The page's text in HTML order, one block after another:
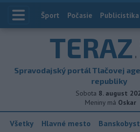
Index
Šport Počasie Publicistika
TERAZ
Spravodajský portál Tlačovej
republiky
Sobota 8. august
Meniny má Oskar
Všetky Hlavné mesto